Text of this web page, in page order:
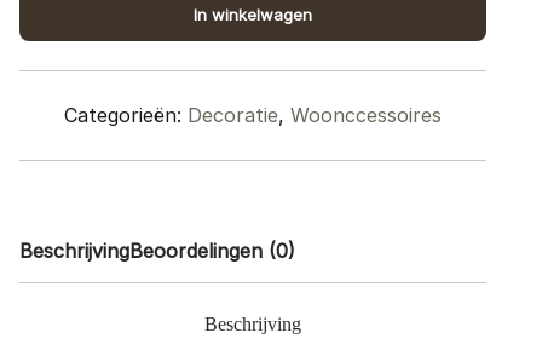
Beige
In winkelwagen
Categorieën: Decoratie, Woonccessoires
BeschrijvingBeoordelingen (0)
Beschrijving